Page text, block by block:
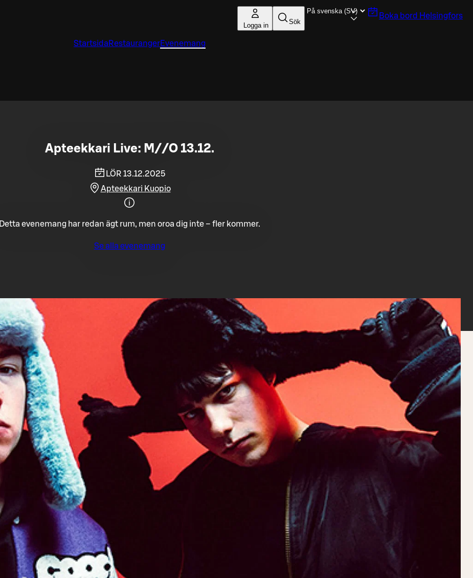
Logga in Sök
Boka bord Helsingfors
Startsida RestaurangerEvenemang
Apteekkari Live: M//O 13.12.
LÖR 13.12.2025
Apteekkari Kuopio
Detta evenemang har redan ägt rum, men oroa dig inte – fler kommer.
Se alla evenemang